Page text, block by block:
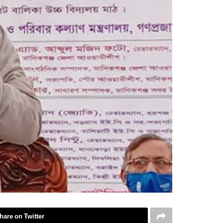
on Twitter